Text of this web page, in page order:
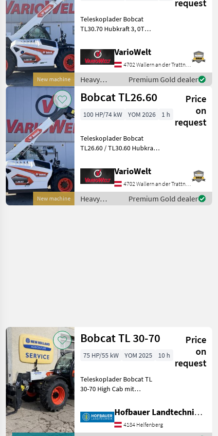
New machine
request
Teleskoplader Bobcat
TL30.70 Hubkraft 3, 0T
Hydrostatischer
Fahrantrieb,
Proportionalgesteuerter
Joystick, 4 Lenkungsarten
weitere Details siehe unt
VarioWelt
4702 Wallern an der Trattnach
Heavy
equipment/
construction
Bobcat
Premium Gold dealer
New machine
Bobcat TL26.60
Price
on
request
100 HP/74 kW YOM 2026 1 h
Teleskoplader Bobcat
TL26.60 / TL30.60 Hubkraft
Hydrostatischer
Fahrantrieb,
Proportionalgesteuerter
Joystick, 4 Lenkungsarten
weitere D
VarioWelt
4702 Wallern an der Trattnach
Heavy
equipment/
Premium Gold dealer
Bobcat TL 30-70
Price
on
request
75 HP/55 kW YOM 2025 10 h
Teleskoplader Bobcat TL
30-70 High Cab mit
Bobcat-Aufnahme mit
hydraulischer Verriegelung ,
Luftgefederter Komfortsitz ,
Hofbauer Landtechnik GmbH
4184 Helfenberg